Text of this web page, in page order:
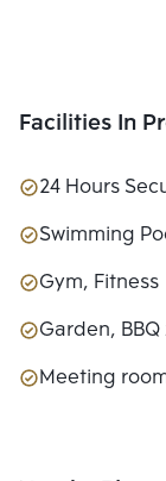
Facilities In
24 Hours
Swimming
Gym, Fitness
Garden,
Meeting